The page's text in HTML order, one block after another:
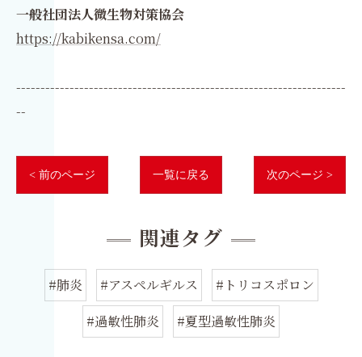
一般社団法人微生物対策協会
https://kabikensa.com/
--------------------------------------------------------------------
--
< 前のページ 一覧に戻る 次のページ >
関連タグ
#肺炎 #アスペルギルス
#トリコスポロン
#過敏性肺炎
#夏型過敏性肺炎